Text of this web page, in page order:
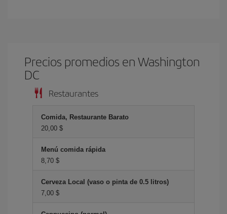
Precios promedios en Washington
DC
Restaurantes
Comida, Restaurante Barato
20,00 $
Menú comida rápida
8,70 $
Cerveza Local (vaso o pinta de 0.5 litros)
7,00 $